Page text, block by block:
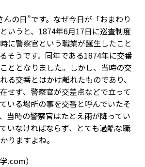
の日”です。なぜ今日が「おまわり
いうと、1874年6月17日に巡査制度
に警察官という職業が誕生したこと
そうです。同年である1874年に交番
ととなりました。しかし、当時の交
る交番とはかけ離れたものであり、
せず、警察官が交差点などで立って
いる場所の事を交番と呼んでいたそ
当時の警察官はたとえ雨が降ってい
いなければならず、とても過酷な職
りますよね。
.com）